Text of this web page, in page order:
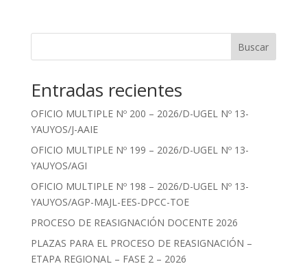
Buscar
Entradas recientes
OFICIO MULTIPLE Nº 200 – 2026/D-UGEL Nº 13-
YAUYOS/J-AAIE
OFICIO MULTIPLE Nº 199 – 2026/D-UGEL Nº 13-
YAUYOS/AGI
OFICIO MULTIPLE Nº 198 – 2026/D-UGEL Nº 13-
YAUYOS/AGP-MAJL-EES-DPCC-TOE
PROCESO DE REASIGNACIÓN DOCENTE 2026
PLAZAS PARA EL PROCESO DE REASIGNACIÓN –
ETAPA REGIONAL – FASE 2 – 2026